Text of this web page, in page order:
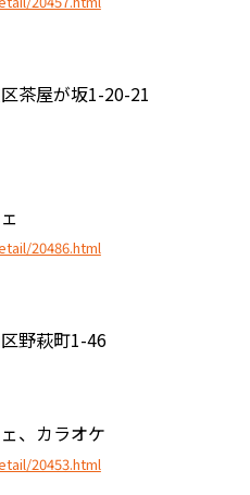
茶屋が坂1-20-21
20486.html
野萩町1-46
、カラオケ
20453.html